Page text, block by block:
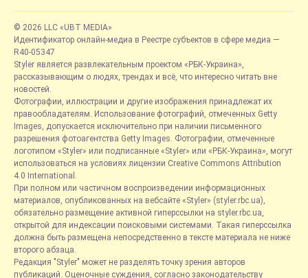
© 2026 LLC «UBT MEDIA»
Идентификатор онлайн-медиа в Реестре субъектов в сфере медиа —
R40-05347
Styler является развлекательным проектом «РБК-Украина»,
рассказывающим о людях, трендах и всё, что интересно читать вне
новостей.
Фотографии, иллюстрации и другие изображения принадлежат их
правообладателям. Использование фотографий, отмеченных Getty
Images, допускается исключительно при наличии письменного
разрешения фотоагентства Getty Images. Фотографии, отмеченные
логотипом «Styler» или подписанные «Styler» или «РБК-Украина», могут
использоваться на условиях лицензии Creative Commons Attribution
4.0 International.
При полном или частичном воспроизведении информационных
материалов, опубликованных на вебсайте «Styler» (styler.rbc.ua),
обязательно размещение активной гиперссылки на styler.rbc.ua,
открытой для индексации поисковыми системами. Такая гиперссылка
должна быть размещена непосредственно в тексте материала не ниже
второго абзаца.
Редакция "Styler" может не разделять точку зрения авторов
публикаций. Оценочные суждения, согласно законодательству